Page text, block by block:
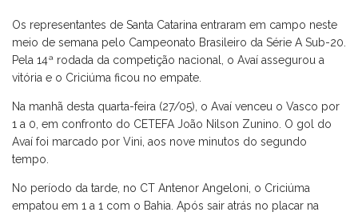
Os representantes de Santa Catarina entraram em campo neste
meio de semana pelo Campeonato Brasileiro da Série A Sub-20.
Pela 14ª rodada da competição nacional, o Avaí assegurou a
vitória e o Criciúma ficou no empate.
Na manhã desta quarta-feira (27/05), o Avaí venceu o Vasco por
1 a 0, em confronto do CETEFA João Nilson Zunino. O gol do
Avaí foi marcado por Vini, aos nove minutos do segundo
tempo.
No período da tarde, no CT Antenor Angeloni, o Criciúma
empatou em 1 a 1 com o Bahia. Após sair atrás no placar na